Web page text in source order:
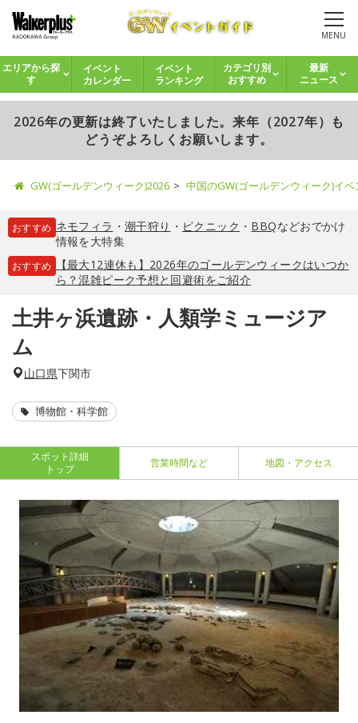
MENU
エリアから探
す
イベント
カレンダー
イベント
ランキング
カテゴリ別
おすすめ
最新
ニュース
2026年の更新は終了いたしました。来年（2027年）も
どうぞよろしくお願いします。
GW(ゴールデンウィーク)2026 中国のGW(ゴールデンウィーク)イ
おすすめ ネモフィラ ・ 潮干狩り ・ ピクニック ・ BBQなどおでかけ
情報を大特集
おすすめ
【最大12連休も】2026年のゴールデンウィークはいつか
ら？混雑ピーク予想と回避術をご紹介
土井ヶ浜遺跡・人類学ミュージア
ム
山口県下関市
博物館・科学館
スポット詳細
トップ
営業時間など 地図・アクセス